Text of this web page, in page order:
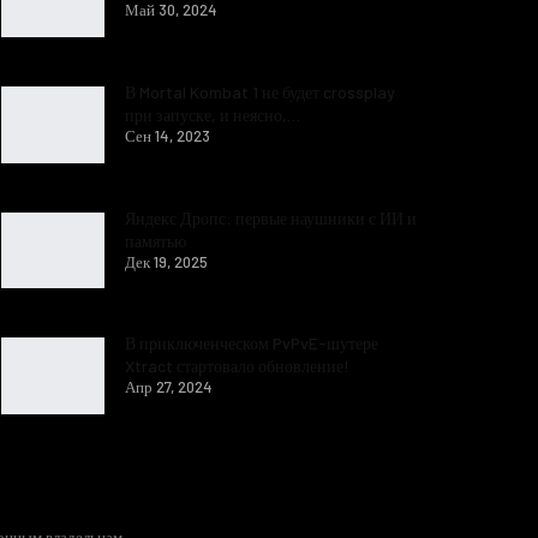
Май 30, 2024
Сен 14, 2023
Дек 19, 2025
Апр 27, 2024